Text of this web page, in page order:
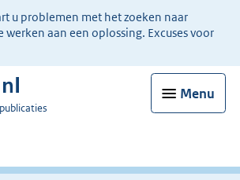
u problemen met het zoeken naar
werken aan een oplossing. Excuses voor
Menu